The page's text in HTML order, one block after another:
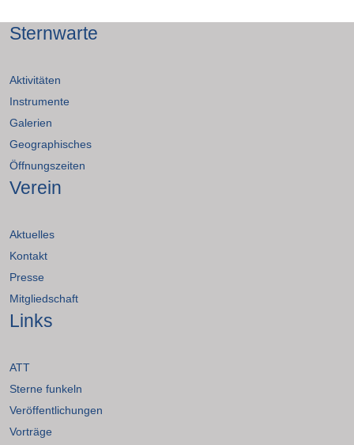
Sternwarte
Aktivitäten
Instrumente
Galerien
Geographisches
Öffnungszeiten
Verein
Aktuelles
Kontakt
Presse
Mitgliedschaft
Links
ATT
Sterne funkeln
Veröffentlichungen
Vorträge